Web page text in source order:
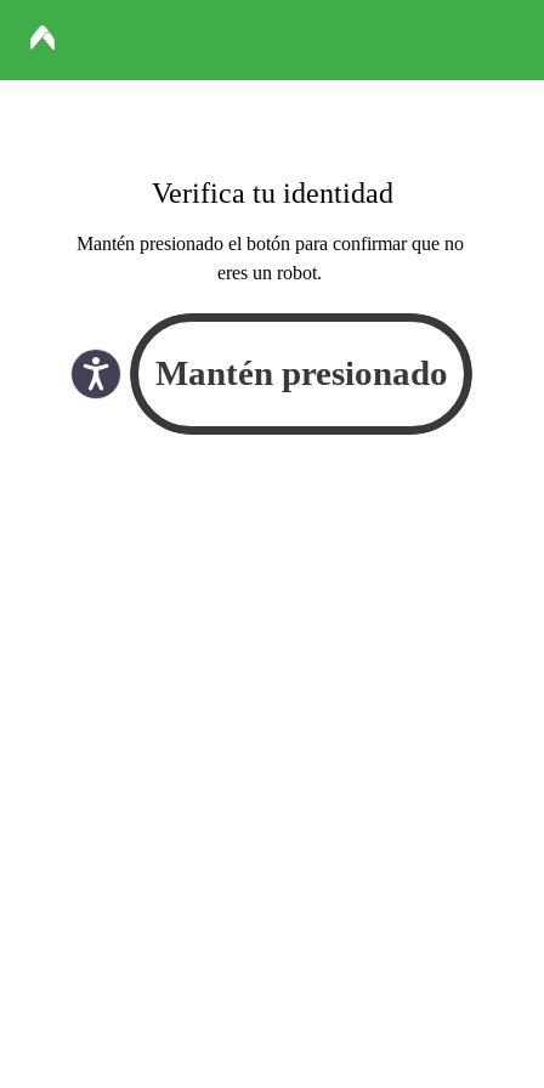
Verifica tu identidad
Mantén presionado el botón para confirmar que no
eres un robot.